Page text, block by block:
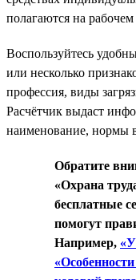
полагаются на
Воспользуйтесь
или несколько
профессия, виды
Расчётчик выдаст
наименование, нормы
Обратите
«Охрана
бесплатные
помогут
Например,